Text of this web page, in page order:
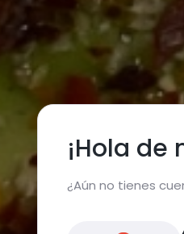
¡Hola de
¿Aún no tienes